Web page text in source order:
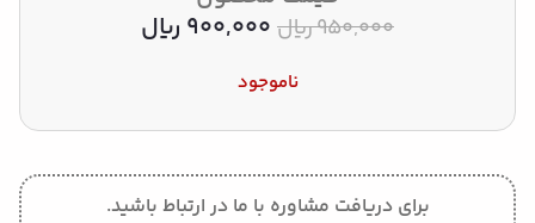
950,000﷼ 900,000 ﷼
ناموجود
برای دریافت مشاوره با ما در ارتباط باشید.